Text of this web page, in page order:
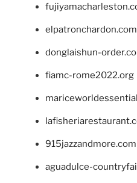
elpatronchardon.com
donglaishun-
fiamc-rome2022.org
915jazzandmore.com
aguadulce-